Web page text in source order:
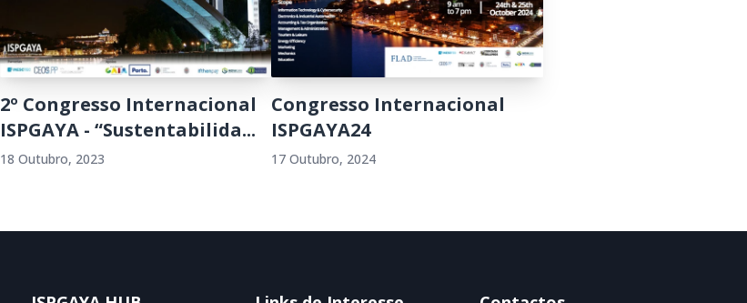
2º Congresso Internacional
ISPGAYA - “Sustentabilida...
18 Outubro, 2023
Congresso Internacional
ISPGAYA24
17 Outubro, 2024